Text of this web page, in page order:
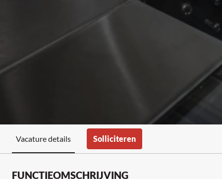
Vacature details Solliciteren
FUNCTIEOMSCHRIJVING